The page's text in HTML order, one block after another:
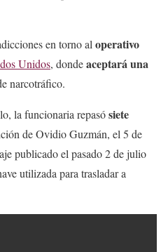
en torno al operativo
Unidos, dondeaceptará una
narcotráfico.
la funcionaria repasósiete
de Ovidio Guzmán, el 5 de
publicado el pasado 2 de julio
utilizada para trasladar a